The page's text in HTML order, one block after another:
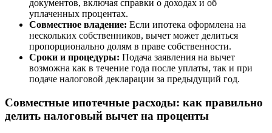
документов, включая справки о доходах и об
уплаченных процентах.
Совместное владение: Если ипотека оформлена на
нескольких собственников, вычет может делиться
пропорционально долям в праве собственности.
Сроки и процедуры: Подача заявления на вычет
возможна как в течение года после уплаты, так и при
подаче налоговой декларации за предыдущий год.
Совместные ипотечные расходы: как правильно
делить налоговый вычет на проценты